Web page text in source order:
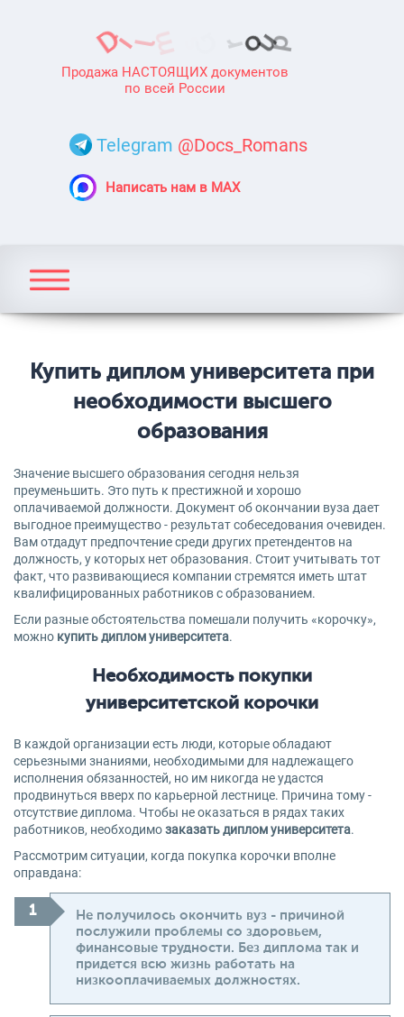
Продажа НАСТОЯЩИХ документов
по всей России
Telegram @Docs_Romans
Написать нам в MAX
Купить диплом университета при
необходимости высшего
образования
Значение высшего образования сегодня нельзя
преуменьшить. Это путь к престижной и хорошо
оплачиваемой должности. Документ об окончании вуза дает
выгодное преимущество - результат собеседования очевиден.
Вам отдадут предпочтение среди других претендентов на
должность, у которых нет образования. Стоит учитывать тот
факт, что развивающиеся компании стремятся иметь штат
квалифицированных работников с образованием.
Если разные обстоятельства помешали получить «корочку»,
можно купить диплом университета.
Необходимость покупки
университетской корочки
В каждой организации есть люди, которые обладают
серьезными знаниями, необходимыми для надлежащего
исполнения обязанностей, но им никогда не удастся
продвинуться вверх по карьерной лестнице. Причина тому -
отсутствие диплома. Чтобы не оказаться в рядах таких
работников, необходимозаказать диплом университета.
Рассмотрим ситуации, когда покупка корочки вполне
оправдана:
Не получилось окончить вуз - причиной
послужили проблемы со здоровьем,
финансовые трудности. Без диплома так и
придется всю жизнь работать на
низкооплачиваемых должностях.